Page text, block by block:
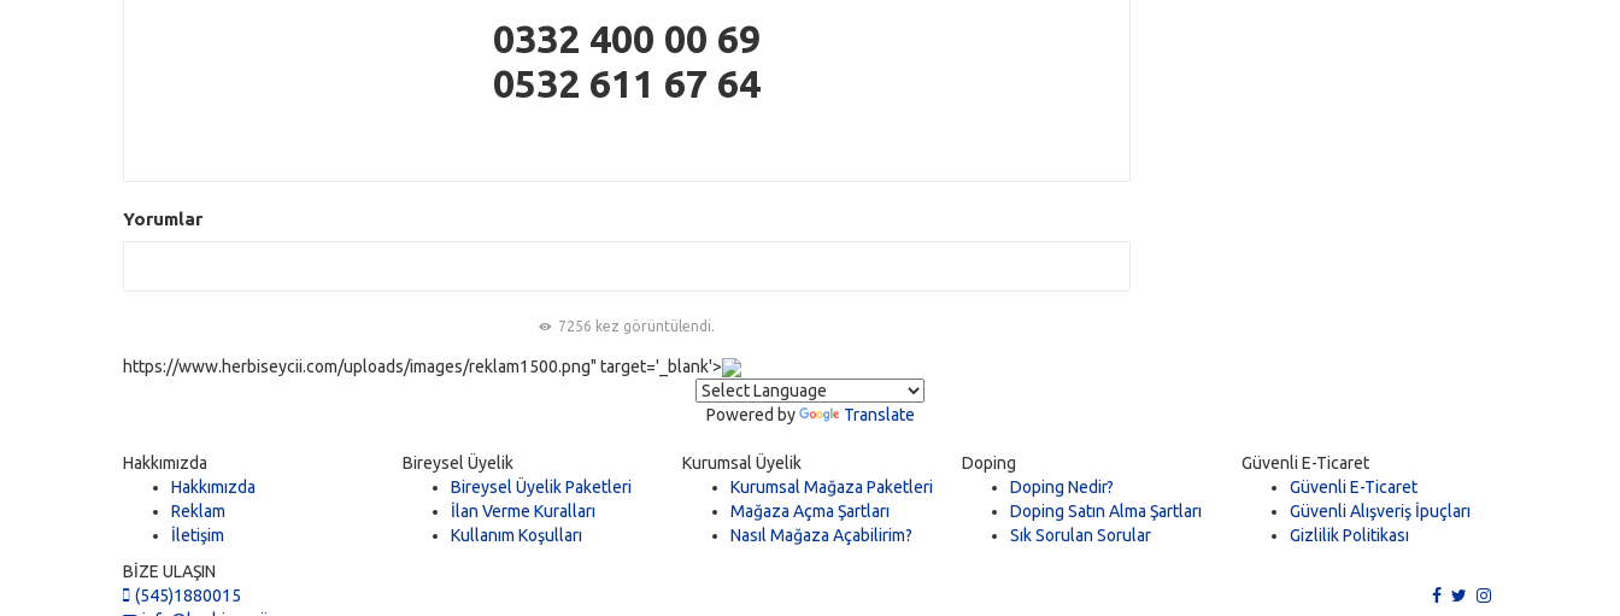
0332 400 00 69
0532 611 67 64
Yorumlar
7256 kez görüntülendi.
https://www.herbiseycii.com/uploads/images/reklam1500.png" target='_blank'>
Powered by Translate
Hakkımızda
Hakkımızda
Reklam
İletişim
Bireysel Üyelik
Bireysel Üyelik Paketleri
İlan Verme Kuralları
Kullanım Koşulları
Kurumsal Üyelik
Kurumsal Mağaza Paketleri
Mağaza Açma Şartları
Nasıl Mağaza Açabilirim?
Doping
Doping Nedir?
Doping Satın Alma Şartları
Sık Sorulan Sorular
Güvenli E-Ticaret
Güvenli E-Ticaret
Güvenli Alışveriş İpuçları
Gizlilik Politikası
BİZE ULAŞIN
(545)1880015